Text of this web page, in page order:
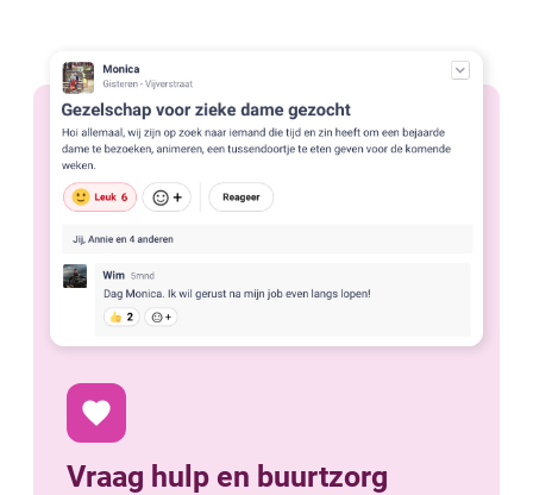
favorite
Vraag hulp en buurtzorg